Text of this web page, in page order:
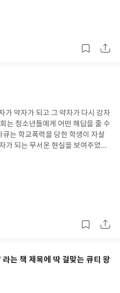
을 얘기한다.뭐...맞는말도 있고 너
모르는 이삭의 경우, 어렸을 때 아
항할 수 없었고, 그 트라우마가 우
밖에 없게 만들었다는 것이다. 일
어머니가 40넘어 돌아가실 때까지
다.바울이 갈라디아에서 이방인과
책망한 모습을 자존감이 높아서 복
생자 요셉, 열등감이 심했던 사울,
분석도 있다.마지막으로 가장 인상
"정신 질환자와 귀신들린자를 구별
람들이 귀신들린 사람과 정신질환
질환자들이 귀신들린것으로 오해
받는다. 이 책에서는 명확하게 이
. 영적으로 분별하는 것이 힘들다면
했으면 하는 바램이다.사람을 이해
도 이런 것에 자유롭지 않지만 매일
회자들이 이 책을 읽었으면 좋겠
치 맛있는 음식을 아껴먹듯이 하루
그러면서 마음이 푸근해지고 행복해
명인이 되었다. 38살에 미국으로
프리카의 어머니가 된 그녀는 티비
의 간증이 목회를 하고 있는 지금의
지 모른다. 그래서 더 공감하고 울고
러운 사진들과 만화들은 아프리카
독자들을 그 곳으로 데려다 준다.
지고 뒤처지는 것처럼 느껴질 때마
마음이 들어서 책상 잘 보이는 책
뻐하시는 것을 우선으로 선택합니
도 여전히 고통과 눈물과 절망이 있
는 고난이라도 막상 눈앞에 대명하
마음이 앞섭니다. 그날 그 어둡고
만이 아시는 시간입니다. -p 42~43
큐는 학교폭력을 당한 학생이 자살
가 되는 무서운 현실을 보여주었다.
학생들이지만. 파헤쳐 들어가보면
으면 좋은 책이다. 이 책은 캠프에서
벗긴 채 무인도에 버려지는 것으로
극적이고 말도 안되는 이런 상황에
좋은 평을 받은 책이라길래 인내하
집으로 돌아오게 된다. 부모의 힘을
스스로 모든 문제를 해결하는 두 주
교훈이 바로 이런 것이 아닌가 생
이 아닌 스스로 생각하고 행동하는
라는 책 제목에 딱 걸맞는 큐티 왕